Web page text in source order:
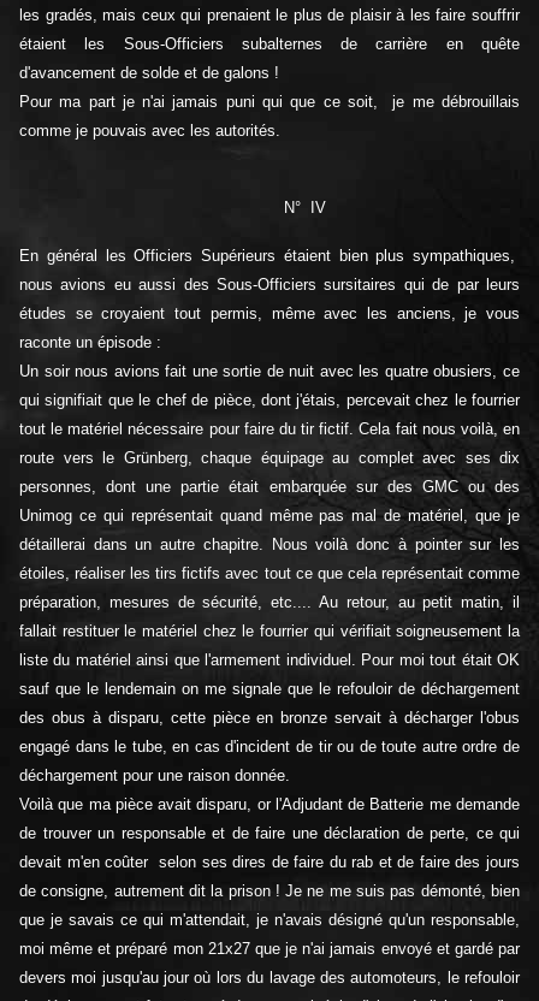
les gradés, mais ceux qui prenaient le plus de plaisir à les faire souffrir
étaient les Sous-Officiers subalternes de carrière en quête
d'avancement de solde et de galons !
Pour ma part je n'ai jamais puni qui que ce soit, je me débrouillais
comme je pouvais avec les autorités.
N° IV
En général les Officiers Supérieurs étaient bien plus sympathiques,
nous avions eu aussi des Sous-Officiers sursitaires qui de par leurs
études se croyaient tout permis, même avec les anciens, je vous
raconte un épisode :
Un soir nous avions fait une sortie de nuit avec les quatre obusiers, ce
qui signifiait que le chef de pièce, dont j'étais, percevait chez le fourrier
tout le matériel nécessaire pour faire du tir fictif. Cela fait nous voilà, en
route vers le Grünberg, chaque équipage au complet avec ses dix
personnes, dont une partie était embarquée sur des GMC ou des
Unimog ce qui représentait quand même pas mal de matériel, que je
détaillerai dans un autre chapitre. Nous voilà donc à pointer sur les
étoiles, réaliser les tirs fictifs avec tout ce que cela représentait comme
préparation, mesures de sécurité, etc.... Au retour, au petit matin, il
fallait restituer le matériel chez le fourrier qui vérifiait soigneusement la
liste du matériel ainsi que l'armement individuel. Pour moi tout était OK
sauf que le lendemain on me signale que le refouloir de déchargement
des obus à disparu, cette pièce en bronze servait à décharger l'obus
engagé dans le tube, en cas d'incident de tir ou de toute autre ordre de
déchargement pour une raison donnée.
Voilà que ma pièce avait disparu, or l'Adjudant de Batterie me demande
de trouver un responsable et de faire une déclaration de perte, ce qui
devait m'en coûter selon ses dires de faire du rab et de faire des jours
de consigne, autrement dit la prison ! Je ne me suis pas démonté, bien
que je savais ce qui m'attendait, je n'avais désigné qu'un responsable,
moi même et préparé mon 21x27 que je n'ai jamais envoyé et gardé par
devers moi jusqu'au jour où lors du lavage des automoteurs, le refouloir